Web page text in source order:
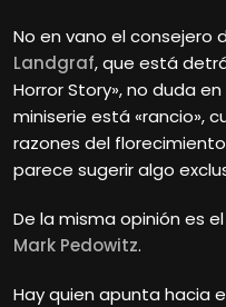
No en vano el consejero
Landgraf, que está
Horror Story», no duda
miniserie está «rancio»,
razones del
parece sugerir algo
De la misma opinión es
Mark Pedowitz.
Hay quien apunta hacia